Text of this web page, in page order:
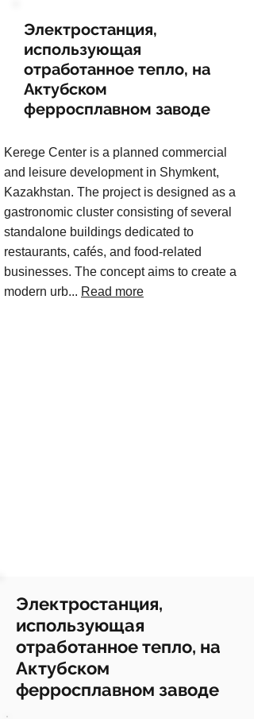
Электростанция,
использующая
отработанное тепло, на
Актубском
ферросплавном заводе
Kerege Center is a planned commercial
and leisure development in Shymkent,
Kazakhstan. The project is designed as a
gastronomic cluster consisting of several
standalone buildings dedicated to
restaurants, cafés, and food-related
businesses. The concept aims to create a
modern urb... Read more
Электростанция,
использующая
отработанное тепло, на
Актубском
ферросплавном заводе